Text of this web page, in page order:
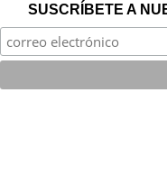
SUSCRÍBETE A